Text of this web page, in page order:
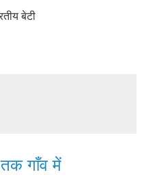
बेटी
गाँव में